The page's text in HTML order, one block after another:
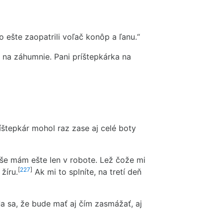
ešte zaopatrili voľač konôp a ľanu.“
záhumnie. Pani príštepkárka na
mohol raz zase aj celé boty
mám ešte len v robote. Lež čože mi
[227] Ak mi to splníte, na tretí deň
sa, že bude mať aj čím zasmážať, aj